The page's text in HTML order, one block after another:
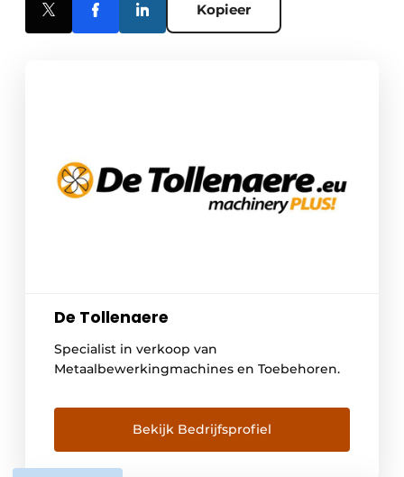
Kopieer
De Tollenaere
Specialist in verkoop van
Metaalbewerkingmachines en Toebehoren.
Bekijk Bedrijfsprofiel